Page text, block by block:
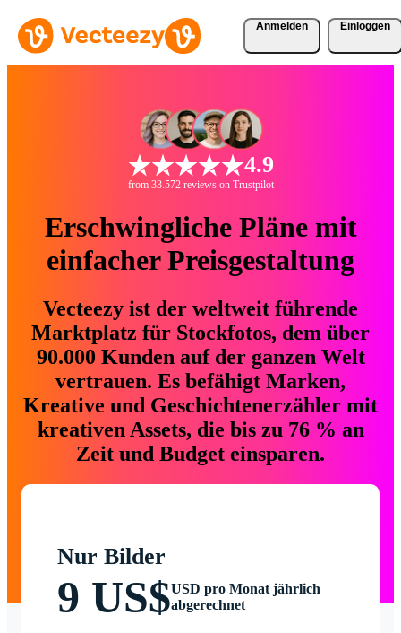
Anmelden Einloggen
4.9
from 33.572 reviews on Trustpilot
Erschwingliche Pläne mit
einfacher Preisgestaltung
Vecteezy ist der weltweit führende
Marktplatz für Stockfotos, dem über
90.000 Kunden auf der ganzen Welt
vertrauen. Es befähigt Marken,
Kreative und Geschichtenerzähler mit
kreativen Assets, die bis zu 76 % an
Zeit und Budget einsparen.
Nur Bilder
9 US$USD pro Monat jährlich
abgerechnet